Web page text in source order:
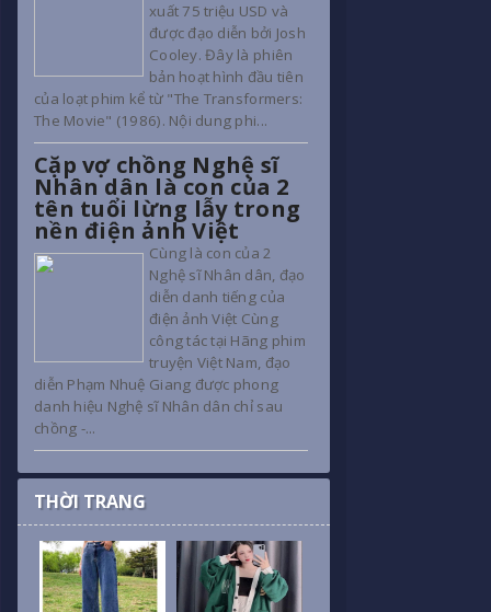
xuất 75 triệu USD và
được đạo diễn bởi Josh
Cooley. Đây là phiên
bản hoạt hình đầu tiên
của loạt phim kể từ "The Transformers:
The Movie" (1986). Nội dung phi...
Cặp vợ chồng Nghệ sĩ
Nhân dân là con của 2
tên tuổi lừng lẫy trong
nền điện ảnh Việt
Cùng là con của 2
Nghệ sĩ Nhân dân, đạo
diễn danh tiếng của
điện ảnh Việt Cùng
công tác tại Hãng phim
truyện Việt Nam, đạo
diễn Phạm Nhuệ Giang được phong
danh hiệu Nghệ sĩ Nhân dân chỉ sau
chồng -...
THỜI TRANG